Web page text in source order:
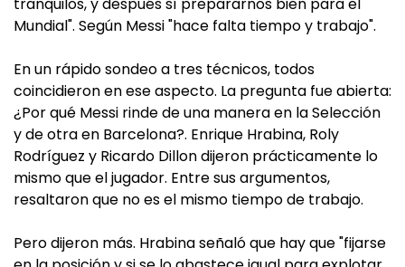
Mundial". Según Messi "hace falta tiempo y trabajo".
En un rápido sondeo a tres técnicos, todos
coincidieron en ese aspecto. La pregunta fue abierta:
¿Por qué Messi rinde de una manera en la Selección
y de otra en Barcelona?. Enrique Hrabina, Roly
Rodríguez y Ricardo Dillon dijeron prácticamente lo
mismo que el jugador. Entre sus argumentos,
resaltaron que no es el mismo tiempo de trabajo.
Pero dijeron más. Hrabina señaló que hay que "fijarse